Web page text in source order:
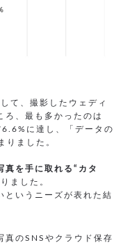
て、撮影したウェディ
ろ、最も多かったのは
に達し、「データの
りました。
真を手に取れる“カタ
ました。
というニーズが表れた結
真のSNSやクラウド保存